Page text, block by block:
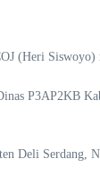
(Heri Siswoyo)
P3AP2KB
Deli Serdang,